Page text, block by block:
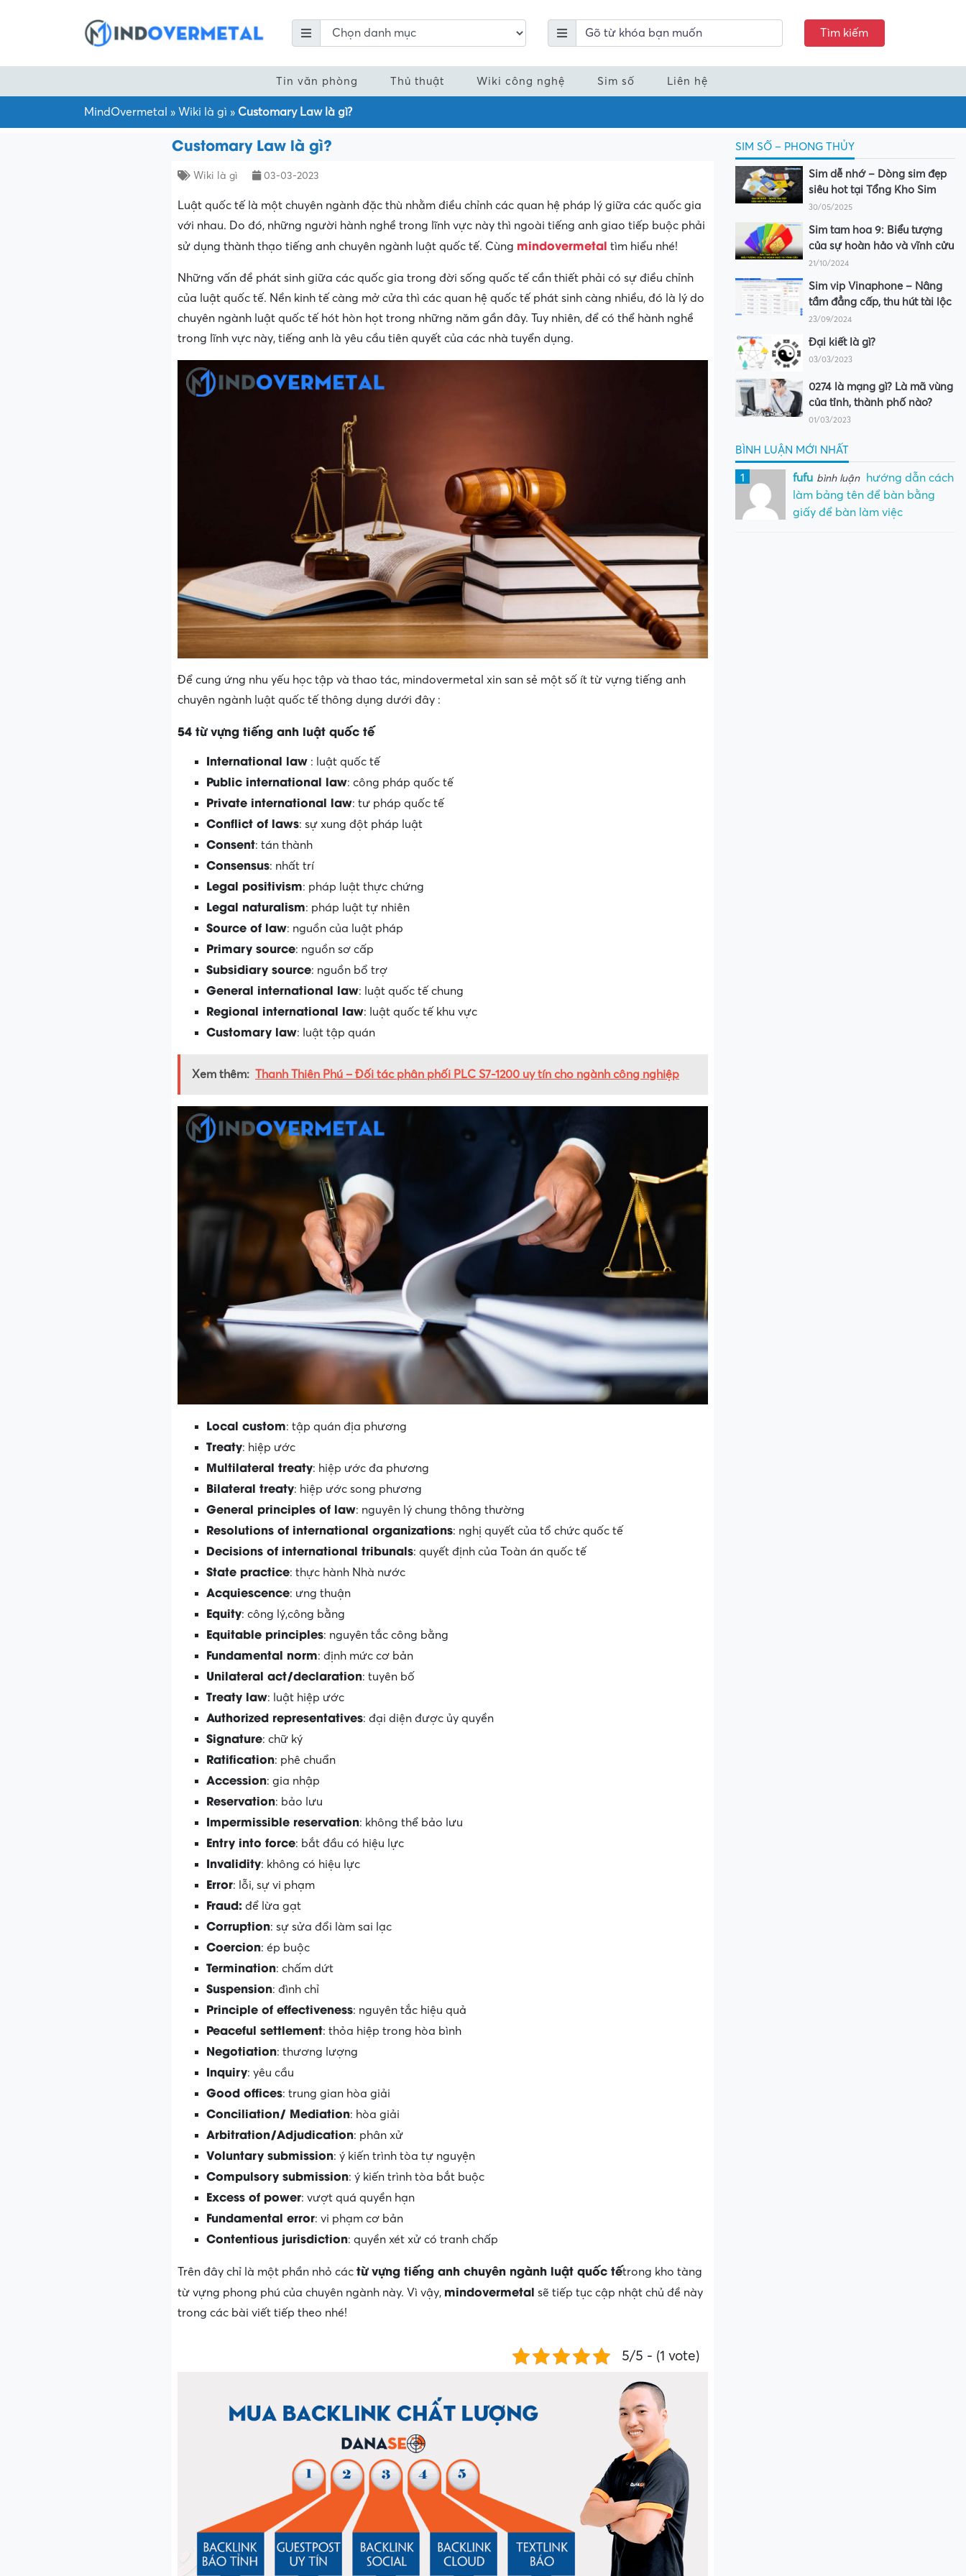
Tìm kiếm
Tin văn phòng Thủ thuật Wiki công nghệ Sim số Liên hệ
MindOvermetal » Wiki là gì » Customary Law là gì?
Customary Law là gì?
Wiki là gì 03-03-2023
Luật quốc tế là một chuyên ngành đặc thù nhằm điều chỉnh các quan hệ pháp lý giữa các quốc gia
với nhau. Do đó, những người hành nghề trong lĩnh vực này thì ngoài tiếng anh giao tiếp buộc phải
sử dụng thành thạo tiếng anh chuyên ngành luật quốc tế. Cùng mindovermetal tìm hiểu nhé!
Những vấn đề phát sinh giữa các quốc gia trong đời sống quốc tế cần thiết phải có sự điều chỉnh
của luật quốc tế. Nền kinh tế càng mở cửa thì các quan hệ quốc tế phát sinh càng nhiều, đó là lý do
chuyên ngành luật quốc tế hót hòn họt trong những năm gần đây. Tuy nhiên, để có thể hành nghề
trong lĩnh vực này, tiếng anh là yêu cầu tiên quyết của các nhà tuyển dụng.
Để cung ứng nhu yếu học tập và thao tác, mindovermetal xin san sẻ một số ít từ vựng tiếng anh
chuyên ngành luật quốc tế thông dụng dưới đây :
54 từ vựng tiếng anh luật quốc tế
International law : luật quốc tế
Public international law: công pháp quốc tế
Private international law: tư pháp quốc tế
Conflict of laws: sự xung đột pháp luật
Consent: tán thành
Consensus: nhất trí
Legal positivism: pháp luật thực chứng
Legal naturalism: pháp luật tự nhiên
Source of law: nguồn của luật pháp
Primary source: nguồn sơ cấp
Subsidiary source: nguồn bổ trợ
General international law: luật quốc tế chung
Regional international law: luật quốc tế khu vực
Customary law: luật tập quán
Xem thêm: Thanh Thiên Phú – Đối tác phân phối PLC S7-1200 uy tín cho ngành công nghiệp
Local custom: tập quán địa phương
Treaty: hiệp ước
Multilateral treaty: hiệp ước đa phương
Bilateral treaty: hiệp ước song phương
General principles of law: nguyên lý chung thông thường
Resolutions of international organizations: nghị quyết của tổ chức quốc tế
Decisions of international tribunals: quyết định của Toàn án quốc tế
State practice: thực hành Nhà nước
Acquiescence: ưng thuận
Equity: công lý,công bằng
Equitable principles: nguyên tắc công bằng
Fundamental norm: định mức cơ bản
Unilateral act/declaration: tuyên bố
Treaty law: luật hiệp ước
Authorized representatives: đại diện được ủy quyền
Signature: chữ ký
Ratification: phê chuẩn
Accession: gia nhập
Reservation: bảo lưu
Impermissible reservation: không thể bảo lưu
Entry into force: bắt đầu có hiệu lực
Invalidity: không có hiệu lực
Error: lỗi, sự vi phạm
Fraud: để lừa gạt
Corruption: sự sửa đổi làm sai lạc
Coercion: ép buộc
Termination: chấm dứt
Suspension: đình chỉ
Principle of effectiveness: nguyên tắc hiệu quả
Peaceful settlement: thỏa hiệp trong hòa bình
Negotiation: thương lượng
Inquiry: yêu cầu
Good offices: trung gian hòa giải
Conciliation/ Mediation: hòa giải
Arbitration/Adjudication: phân xử
Voluntary submission: ý kiến trình tòa tự nguyện
Compulsory submission: ý kiến trình tòa bắt buộc
Excess of power: vượt quá quyền hạn
Fundamental error: vi phạm cơ bản
Contentious jurisdiction: quyền xét xử có tranh chấp
Trên đây chỉ là một phần nhỏ các từ vựng tiếng anh chuyên ngành luật quốc tếtrong kho tàng
từ vựng phong phú của chuyên ngành này. Vì vậy, mindovermetal sẽ tiếp tục cập nhật chủ đề này
trong các bài viết tiếp theo nhé!
5/5 - (1 vote)
SIM SỐ – PHONG THỦY
Sim dễ nhớ – Dòng sim đẹp
siêu hot tại Tổng Kho Sim
30/05/2025
Sim tam hoa 9: Biểu tượng
của sự hoàn hảo và vĩnh cửu
21/10/2024
Sim vip Vinaphone – Nâng
tầm đẳng cấp, thu hút tài lộc
23/09/2024
Đại kiết là gì?
03/03/2023
0274 là mạng gì? Là mã vùng
của tỉnh, thành phố nào?
01/03/2023
BÌNH LUẬN MỚI NHẤT
1 fufu bình luận
hướng dẫn cách
làm bảng tên để bàn bằng
giấy để bàn làm việc